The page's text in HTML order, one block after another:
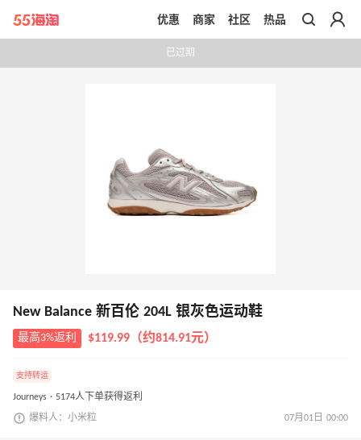
带你去官网买正品
优惠 商家 社区 热品
已过期
New Balance 新百伦 204L 银灰色运动鞋
最高3%返利 $119.99（约814.91元）
支持转运
Journeys · 5174人下单获得返利
爆料人：小米粒 07月01日 00:00